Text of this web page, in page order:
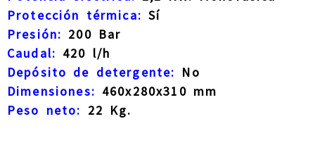
Protección térmica: Sí
Presión: 200 Bar
Caudal: 420 l/h
Depósito de detergente: No
Dimensiones: 460x280x310 mm
Peso neto: 22 Kg.